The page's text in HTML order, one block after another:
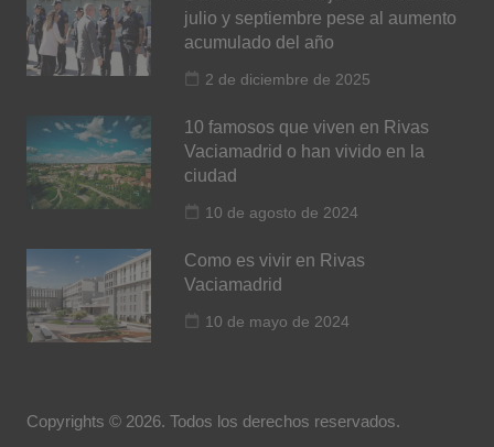
julio y septiembre pese al aumento
acumulado del año
2 de diciembre de 2025
10 famosos que viven en Rivas
Vaciamadrid o han vivido en la
ciudad
10 de agosto de 2024
Como es vivir en Rivas
Vaciamadrid
10 de mayo de 2024
Copyrights © 2026. Todos los derechos reservados.